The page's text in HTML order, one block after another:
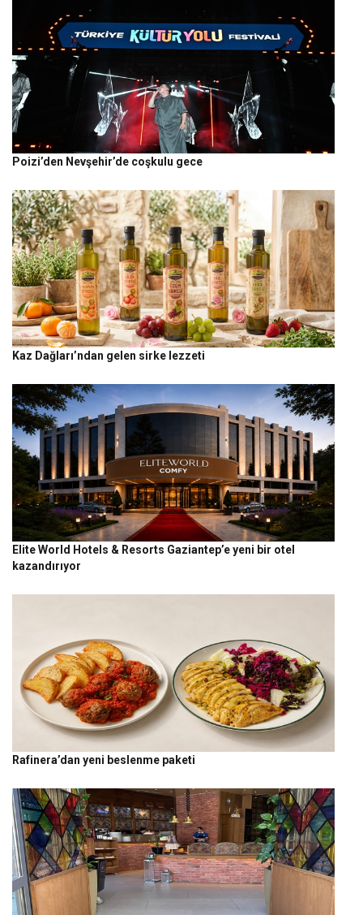
Poizi’den Nevşehir’de coşkulu gece
Kaz Dağları’ndan gelen sirke lezzeti
Elite World Hotels & Resorts Gaziantep’e yeni bir otel
kazandırıyor
Rafinera’dan yeni beslenme paketi